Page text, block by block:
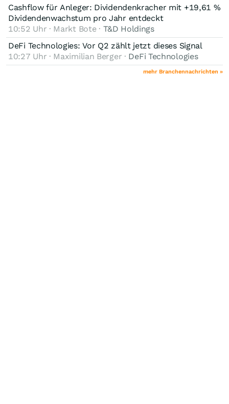
Cashflow für Anleger: Dividendenkracher mit +19,61 %
Dividendenwachstum pro Jahr entdeckt
10:52 Uhr · Markt Bote · T&D Holdings
DeFi Technologies: Vor Q2 zählt jetzt dieses Signal
10:27 Uhr · Maximilian Berger · DeFi Technologies
mehr Branchennachrichten »